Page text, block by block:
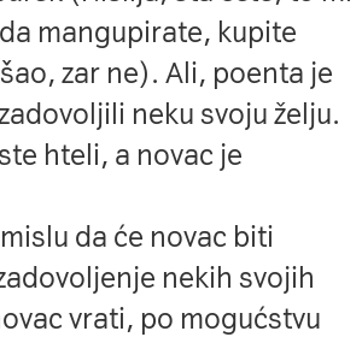
mangupirate, kupite
zar ne). Ali, poenta je
neku svoju želju.
hteli, a novac je
da će novac biti
nekih svojih
vrati, po mogućstvu